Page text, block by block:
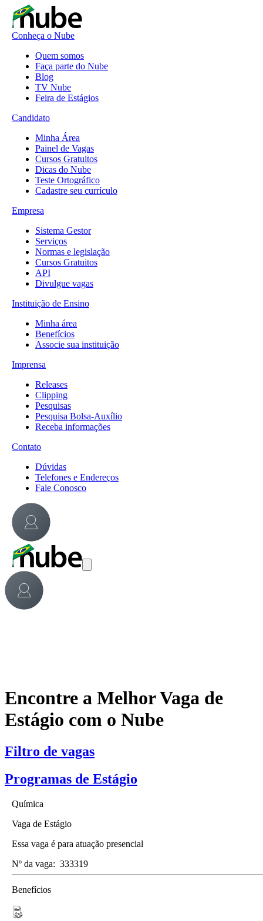
Conheça o Nube
Quem somos
Faça parte do Nube
Blog
TV Nube
Feira de Estágios
Candidato
Minha Área
Painel de Vagas
Cursos Gratuitos
Dicas do Nube
Teste Ortográfico
Cadastre seu currículo
Empresa
Sistema Gestor
Serviços
Normas e legislação
Cursos Gratuitos
API
Divulgue vagas
Instituição de Ensino
Minha área
Benefícios
Associe sua instituição
Imprensa
Releases
Clipping
Pesquisas
Pesquisa Bolsa-Auxílio
Receba informações
Contato
Dúvidas
Telefones e Endereços
Fale Conosco
Encontre a Melhor Vaga de
Estágio com o Nube
Filtro de vagas
Programas de Estágio
Química
Vaga de Estágio
Essa vaga é para atuação presencial
Nº da vaga: 333319
Benefícios